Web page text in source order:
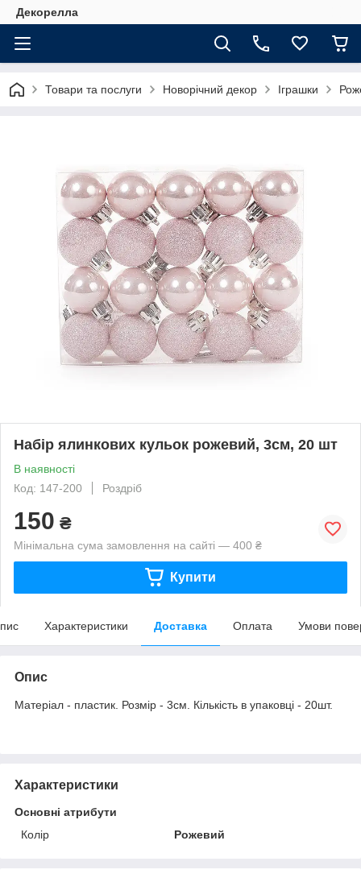
Декорелла
Товари та послуги Новорічний декор Іграшки
Набір ялинкових кульок рожевий, 3см, 20 шт
В наявності
Код: 147-200
Роздріб
150 ₴
Мінімальна сума замовлення на сайті — 400 ₴
Купити
Характеристики Доставка Оплата Умови
Опис
Матеріал - пластик. Розмір - 3см. Кількість в упаковці - 20шт.
Характеристики
Основні атрибути
Колір
Рожевий